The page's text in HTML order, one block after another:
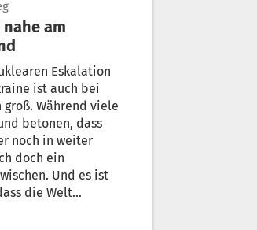
Eskalation
ist auch bei
Während viele
betonen, dass
noch in weiter
doch ein
Und es ist
die Welt